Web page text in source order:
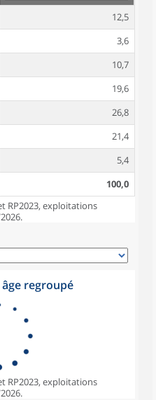
12,5
3,6
10,7
19,6
26,8
21,4
5,4
100,0
RP2023, exploitations
regroupé
RP2023, exploitations